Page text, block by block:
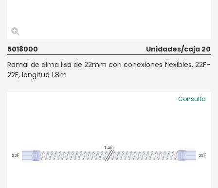
5018000
Unidades/caja 20
Ramal de alma lisa de 22mm con conexiones flexibles, 22F-
22F, longitud 1.8m
Consulta